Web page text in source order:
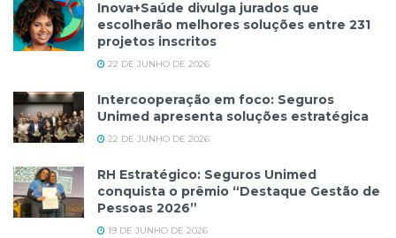
Inova+Saúde divulga jurados que
escolherão melhores soluções entre 231
projetos inscritos
22 DE JUNHO DE 2026
Intercooperação em foco: Seguros
Unimed apresenta soluções estratégica
22 DE JUNHO DE 2026
RH Estratégico: Seguros Unimed
conquista o prêmio “Destaque Gestão de
Pessoas 2026”
19 DE JUNHO DE 2026